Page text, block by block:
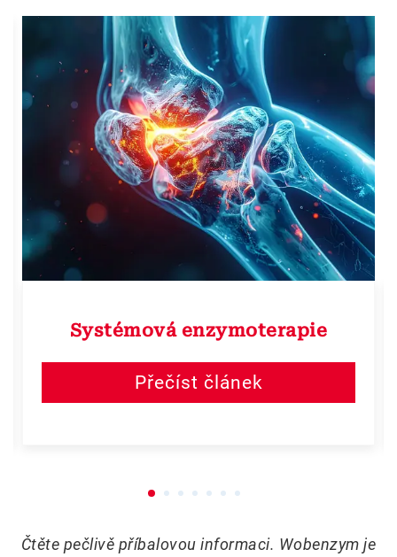
Systémová enzymoterapie
Přečíst článek
Čtěte pečlivě příbalovou informaci. Wobenzym je